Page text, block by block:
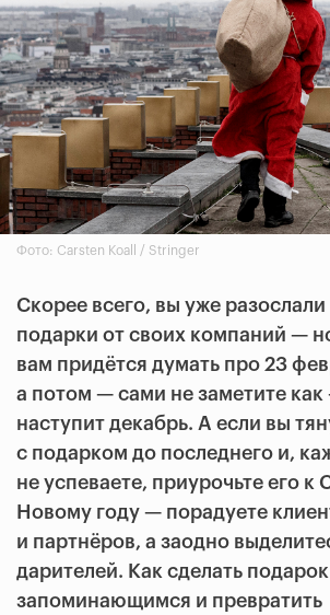
Фото: Carsten Koall / Stringer
Скорее всего, вы уже
подарки от своих компаний —
вам придётся думать про 23
а потом — сами не заметите как
наступит декабрь. А если вы
с подарком до последнего и,
не успеваете, приурочьте его к
Новому году — порадуете
и партнёров, а заодно
дарителей. Как сделать подарок
запоминающимся и превратить